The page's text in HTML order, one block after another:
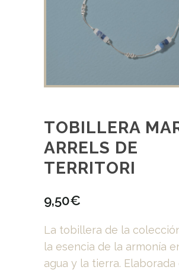
TOBILLERA
ARRELS DE
TERRITORI
9,50€
La tobillera de la
la esencia de la armonía
agua y la tierra. Elaborada